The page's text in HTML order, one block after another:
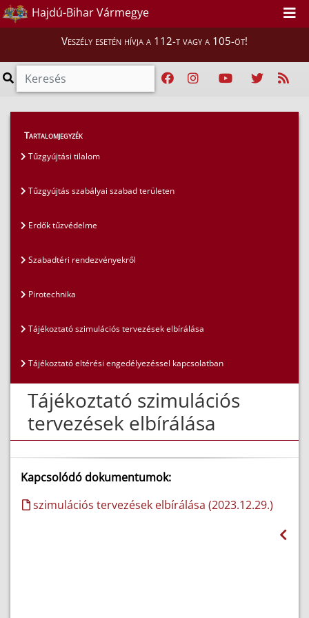
Hajdú-Bihar Vármegye
Veszély esetén hívja a 112-t vagy a 105-öt!
Szakmai tájékoztatók
Tájékoztató szimulációs tervezések elbírálása
Tartalomjegyzék
Tűzgyújtási tilalom
Tűzgyújtás szabályai szabad területen
Erdők tűzvédelme
Szabadtéri rendezvényekről
Pirotechnika
Tájékoztató szimulációs tervezések elbírálása
Tájékoztató eltérési engedélyezéssel kapcsolatban
Tájékoztató szimulációs
tervezések elbírálása
Kapcsolódó dokumentumok:
szimulációs tervezések elbírálása (2023.12.29.)